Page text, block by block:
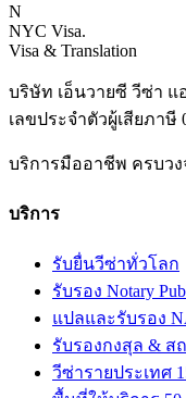
N
NYC Visa.
Visa & Translation
บริษัท เอ็นวายซี วีซ่า
เลขประจำตัวผู้เสียภาษี
บริการมืออาชีพ ครบว
บริการ
รับยื่นวีซ่าทั่วโลก
รับรอง Notary
แปลและรับรอง
รับรองกงสุล & ส
วีซ่ารายประเทศ